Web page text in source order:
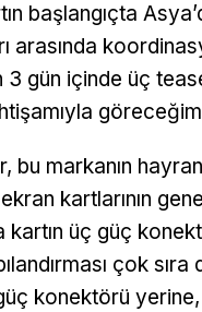
başlangıçta
arasında
gün içinde üç
bu markanın
kartlarının
kartın üç güç
çok
konektörü